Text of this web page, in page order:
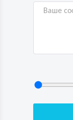
Нажимая